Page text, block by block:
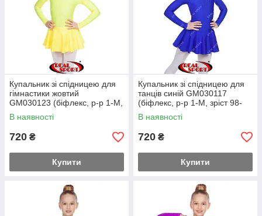
Купальник зі спідницею для
гімнастики жовтий
GM030123 (біфлекс, р-р 1-M,
зріст 98-134 см)
В наявності
720 ₴
Купити
Купальник зі спідницею для
танців синій GM030117
(біфлекс, р-р 1-M, зріст 98-
134 см)
В наявності
720 ₴
Купити